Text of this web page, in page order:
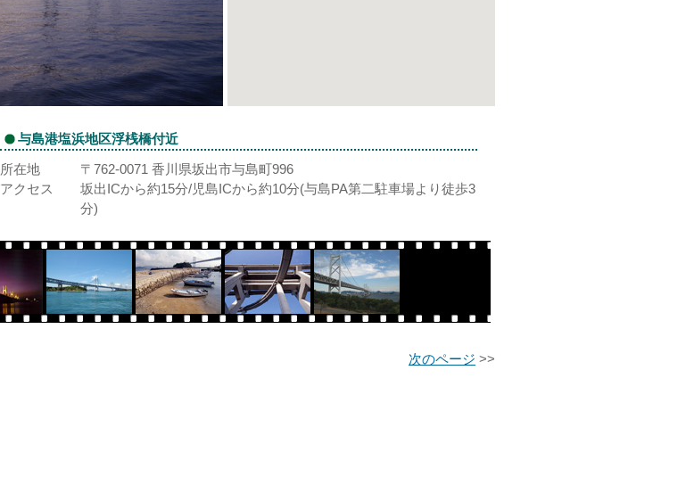
与島港塩浜地区浮桟橋付近
所在地
アクセス
〒762-0071 香川県坂出市与島町996
坂出ICから約15分/児島ICから約10分(与島PA第二駐車場より徒歩3
分)
次のページ >>